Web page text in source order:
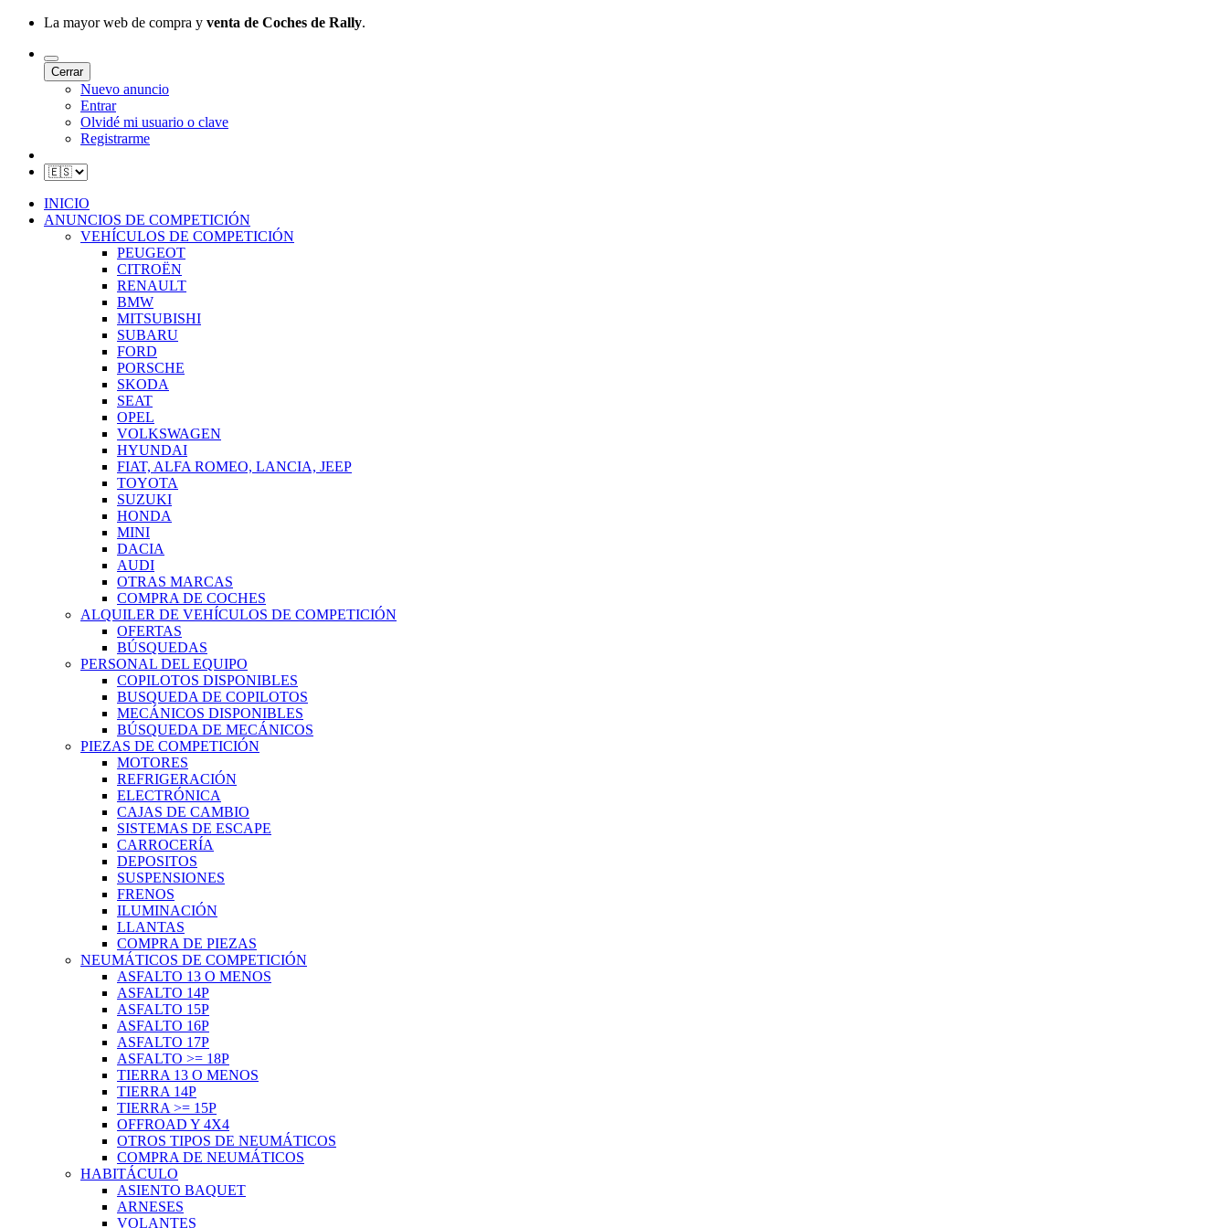
La mayor web de compra y venta de Coches de Rally.
Cerrar
Nuevo anuncio
Entrar
Olvidé mi usuario o clave
Registrarme
INICIO
ANUNCIOS DE COMPETICIÓN
VEHÍCULOS DE COMPETICIÓN
PEUGEOT
CITROËN
RENAULT
BMW
MITSUBISHI
SUBARU
FORD
PORSCHE
SKODA
SEAT
OPEL
VOLKSWAGEN
HYUNDAI
FIAT, ALFA ROMEO, LANCIA, JEEP
TOYOTA
SUZUKI
HONDA
MINI
DACIA
AUDI
OTRAS MARCAS
COMPRA DE COCHES
ALQUILER DE VEHÍCULOS DE COMPETICIÓN
OFERTAS
BÚSQUEDAS
PERSONAL DEL EQUIPO
COPILOTOS DISPONIBLES
BUSQUEDA DE COPILOTOS
MECÁNICOS DISPONIBLES
BÚSQUEDA DE MECÁNICOS
PIEZAS DE COMPETICIÓN
MOTORES
REFRIGERACIÓN
ELECTRÓNICA
CAJAS DE CAMBIO
SISTEMAS DE ESCAPE
CARROCERÍA
DEPOSITOS
SUSPENSIONES
FRENOS
ILUMINACIÓN
LLANTAS
COMPRA DE PIEZAS
NEUMÁTICOS DE COMPETICIÓN
ASFALTO 13 O MENOS
ASFALTO 14P
ASFALTO 15P
ASFALTO 16P
ASFALTO 17P
ASFALTO >= 18P
TIERRA 13 O MENOS
TIERRA 14P
TIERRA >= 15P
OFFROAD Y 4X4
OTROS TIPOS DE NEUMÁTICOS
COMPRA DE NEUMÁTICOS
HABITÁCULO
ASIENTO BAQUET
ARNESES
VOLANTES